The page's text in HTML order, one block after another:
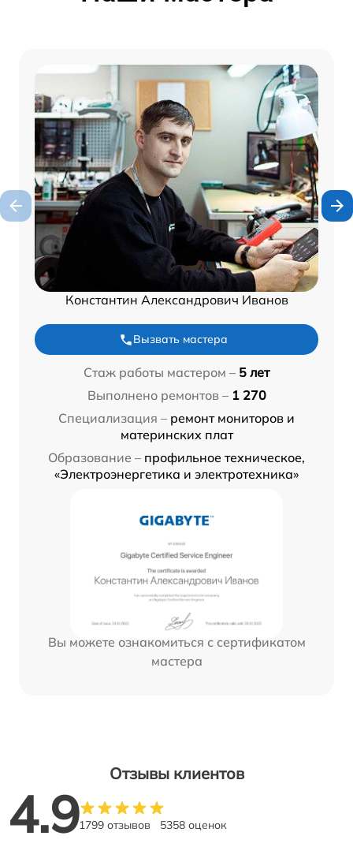
Константин Александрович Иванов
Вызвать мастера
Стаж работы мастером – 5 лет
Выполнено ремонтов – 1 270
Специализация – ремонт мониторов и
материнских плат
Образование – профильное техническое,
«Электроэнергетика и электротехника»
Вы можете ознакомиться с сертификатом
мастера
Отзывы клиентов
4.91799 отзывов 5358 оценок